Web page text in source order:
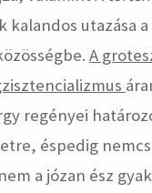
kalandos utazása
A
regényei
éspedig
a józan ész